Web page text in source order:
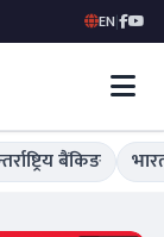
EN|
बैंकिङ